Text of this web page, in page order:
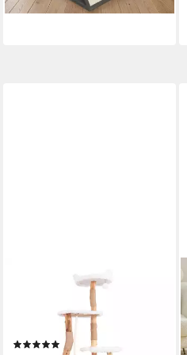
Kratzbaum, mit Plattformen,
Höhle, Kratzsäulen, Sisalseil,
(1)